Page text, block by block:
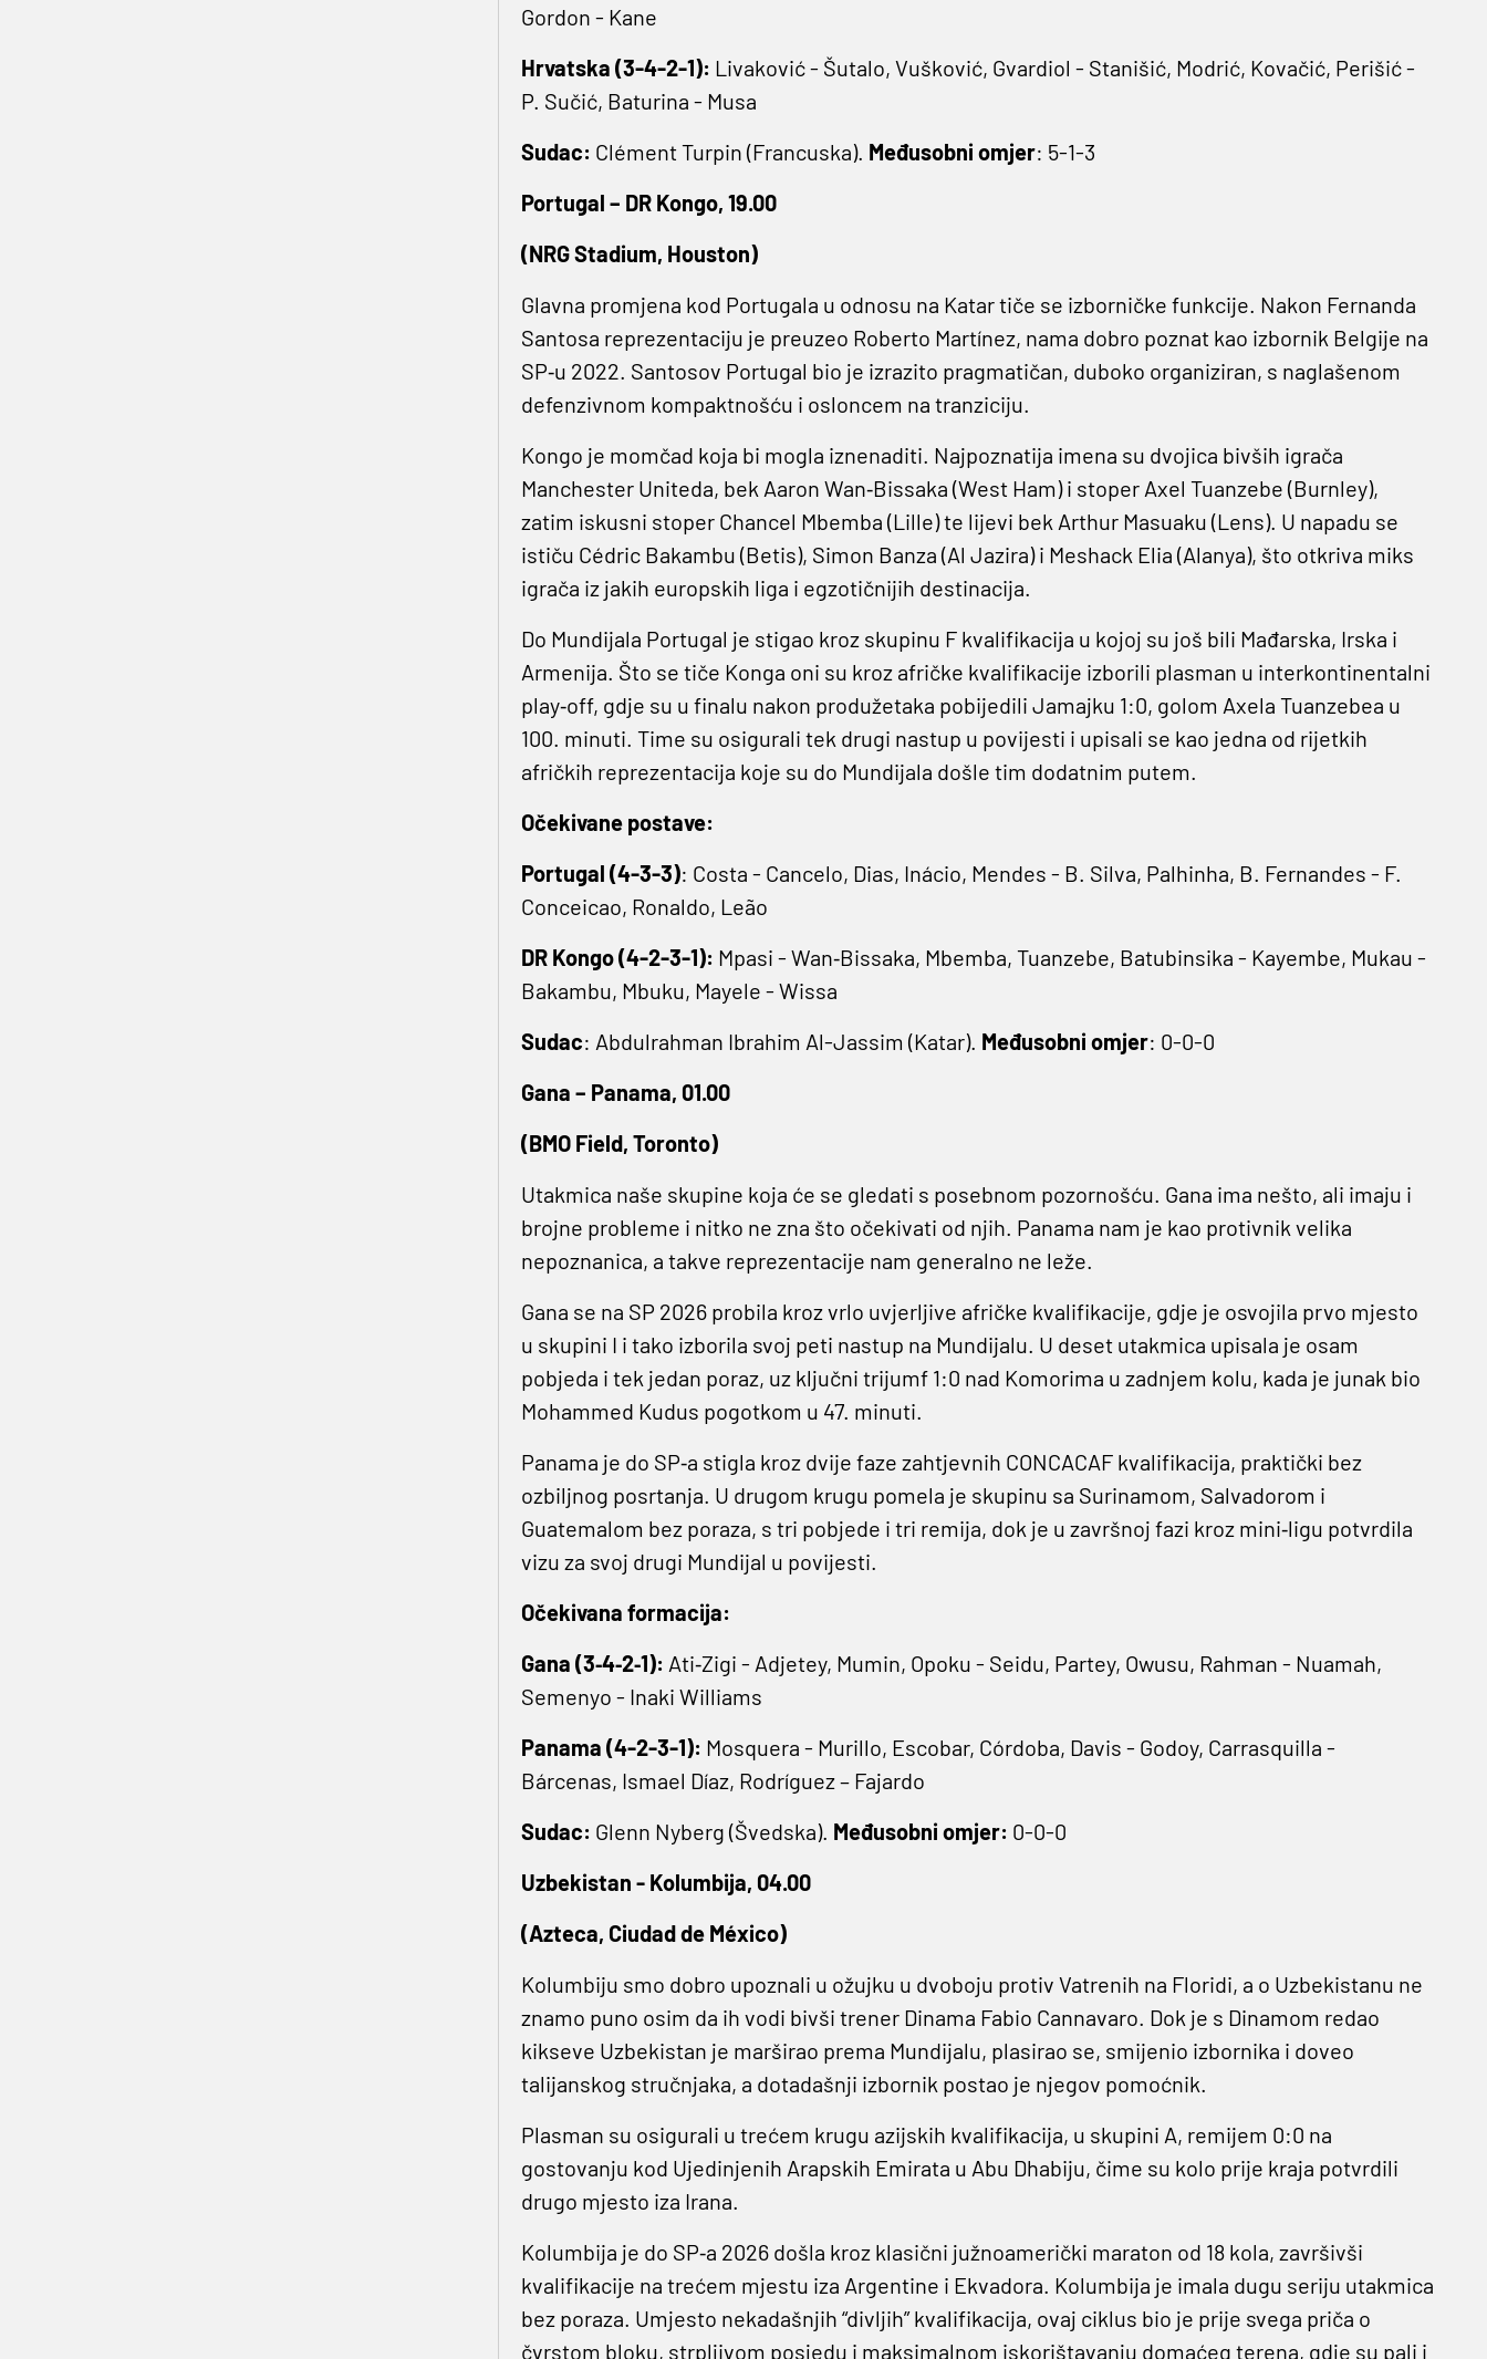
Gordon - Kane
Hrvatska (3-4-2-1): Livaković - Šutalo, Vušković, Gvardiol - Stanišić, Modrić, Kovačić, Perišić -
P. Sučić, Baturina - Musa
Sudac: Clément Turpin (Francuska). Međusobni omjer: 5-1-3
Portugal – DR Kongo, 19.00
(NRG Stadium, Houston)
Glavna promjena kod Portugala u odnosu na Katar tiče se izborničke funkcije. Nakon Fernanda
Santosa reprezentaciju je preuzeo Roberto Martínez, nama dobro poznat kao izbornik Belgije na
SP‐u 2022. Santosov Portugal bio je izrazito pragmatičan, duboko organiziran, s naglašenom
defenzivnom kompaktnošću i osloncem na tranziciju.
Kongo je momčad koja bi mogla iznenaditi. Najpoznatija imena su dvojica bivših igrača
Manchester Uniteda, bek Aaron Wan‐Bissaka (West Ham) i stoper Axel Tuanzebe (Burnley),
zatim iskusni stoper Chancel Mbemba (Lille) te lijevi bek Arthur Masuaku (Lens). U napadu se
ističu Cédric Bakambu (Betis), Simon Banza (Al Jazira) i Meshack Elia (Alanya), što otkriva miks
igrača iz jakih europskih liga i egzotičnijih destinacija.
Do Mundijala Portugal je stigao kroz skupinu F kvalifikacija u kojoj su još bili Mađarska, Irska i
Armenija. Što se tiče Konga oni su kroz afričke kvalifikacije izborili plasman u interkontinentalni
play‐off, gdje su u finalu nakon produžetaka pobijedili Jamajku 1:0, golom Axela Tuanzebea u
100. minuti. Time su osigurali tek drugi nastup u povijesti i upisali se kao jedna od rijetkih
afričkih reprezentacija koje su do Mundijala došle tim dodatnim putem.
Očekivane postave:
Portugal (4-3-3): Costa - Cancelo, Dias, Inácio, Mendes - B. Silva, Palhinha, B. Fernandes - F.
Conceicao, Ronaldo, Leão
DR Kongo (4-2-3-1): Mpasi - Wan‐Bissaka, Mbemba, Tuanzebe, Batubinsika - Kayembe, Mukau -
Bakambu, Mbuku, Mayele - Wissa
Sudac: Abdulrahman Ibrahim Al-Jassim (Katar). Međusobni omjer: 0-0-0
Gana – Panama, 01.00
(BMO Field, Toronto)
Utakmica naše skupine koja će se gledati s posebnom pozornošću. Gana ima nešto, ali imaju i
brojne probleme i nitko ne zna što očekivati od njih. Panama nam je kao protivnik velika
nepoznanica, a takve reprezentacije nam generalno ne leže.
Gana se na SP 2026 probila kroz vrlo uvjerljive afričke kvalifikacije, gdje je osvojila prvo mjesto
u skupini I i tako izborila svoj peti nastup na Mundijalu. U deset utakmica upisala je osam
pobjeda i tek jedan poraz, uz ključni trijumf 1:0 nad Komorima u zadnjem kolu, kada je junak bio
Mohammed Kudus pogotkom u 47. minuti.
Panama je do SP‐a stigla kroz dvije faze zahtjevnih CONCACAF kvalifikacija, praktički bez
ozbiljnog posrtanja. U drugom krugu pomela je skupinu sa Surinamom, Salvadorom i
Guatemalom bez poraza, s tri pobjede i tri remija, dok je u završnoj fazi kroz mini‐ligu potvrdila
vizu za svoj drugi Mundijal u povijesti.
Očekivana formacija:
Gana (3‐4‐2‐1): Ati‐Zigi - Adjetey, Mumin, Opoku - Seidu, Partey, Owusu, Rahman - Nuamah,
Semenyo - Inaki Williams
Panama (4-2-3-1): Mosquera - Murillo, Escobar, Córdoba, Davis - Godoy, Carrasquilla -
Bárcenas, Ismael Díaz, Rodríguez – Fajardo
Sudac: Glenn Nyberg (Švedska). Međusobni omjer: 0-0-0
Uzbekistan - Kolumbija, 04.00
(Azteca, Ciudad de México)
Kolumbiju smo dobro upoznali u ožujku u dvoboju protiv Vatrenih na Floridi, a o Uzbekistanu ne
znamo puno osim da ih vodi bivši trener Dinama Fabio Cannavaro. Dok je s Dinamom redao
kikseve Uzbekistan je marširao prema Mundijalu, plasirao se, smijenio izbornika i doveo
talijanskog stručnjaka, a dotadašnji izbornik postao je njegov pomoćnik.
Plasman su osigurali u trećem krugu azijskih kvalifikacija, u skupini A, remijem 0:0 na
gostovanju kod Ujedinjenih Arapskih Emirata u Abu Dhabiju, čime su kolo prije kraja potvrdili
drugo mjesto iza Irana.
Kolumbija je do SP‐a 2026 došla kroz klasični južnoamerički maraton od 18 kola, završivši
kvalifikacije na trećem mjestu iza Argentine i Ekvadora. Kolumbija je imala dugu seriju utakmica
bez poraza. Umjesto nekadašnjih “divljih” kvalifikacija, ovaj ciklus bio je prije svega priča o
čvrstom bloku, strpljivom posjedu i maksimalnom iskorištavanju domaćeg terena, gdje su pali i